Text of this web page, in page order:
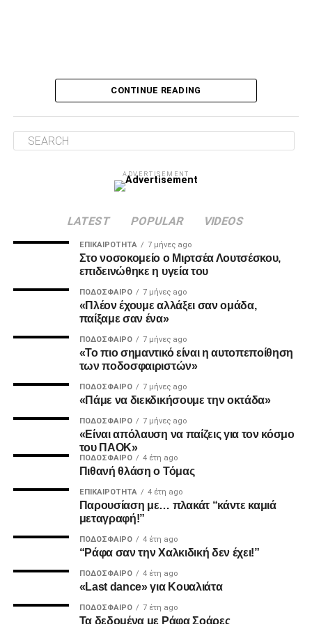
κλειστή του γωνία, μετά από σουτ του Ζίβκοβιτς και στην
Το πολυπόθητο γκολ για τον ΠΑΟΚ ήρθε, τελικά, στο 87′.
κεφαλιά ακριβείας έστειλε τη μπάλα στο βάθος της εστίας
Ο Καμαρά έκρινε ακόμη ένα ματς του ΠΑΟΚ τη φετινή
σεζόν με κεφαλιά, μετά τα σημαντικά γκολ του κόντρα σε
Ατρόμητο και Λεβαδειακό.
Ο Τσακαλίδης δεν ήρθε αντιμέτωπος με κάποια δύσκολη
φάση. Καταλόγισε στο 21’ χωρίς δεύτερη σκέψη το
πέναλτι υπέρ του Παναιτωλικού για μαρκάρισμα του
Μιχαηλίδη και έβγαλε συνολικά από το τσεπάκι του επτά
ADVERTISEMENT
CONTINUE READING
ADVERTISEMENT
LATEST POPULAR VIDEOS
ΕΠΙΚΑΙΡΌΤΗΤΑ 7 μήνες ago
Στο νοσοκομείο ο Μιρτσέα Λουτσέσκου,
επιδεινώθηκε η υγεία του
ΠΟΔΌΣΦΑΙΡΟ 7 μήνες ago
«Πλέον έχουμε αλλάξει σαν ομάδα,
παίξαμε σαν ένα»
ΠΟΔΌΣΦΑΙΡΟ 7 μήνες ago
«Το πιο σημαντικό είναι η αυτοπεποίθηση
των ποδοσφαιριστών»
ΠΟΔΌΣΦΑΙΡΟ 7 μήνες ago
«Πάμε να διεκδικήσουμε την οκτάδα»
ΠΟΔΌΣΦΑΙΡΟ 7 μήνες ago
«Είναι απόλαυση να παίζεις για τον κόσμο
του ΠΑΟΚ»
ΠΟΔΌΣΦΑΙΡΟ 4 έτη ago
Πιθανή θλάση ο Τόμας
ΕΠΙΚΑΙΡΌΤΗΤΑ 4 έτη ago
Παρουσίαση με… πλακάτ “κάντε καμιά
μεταγραφή!”
ΠΟΔΌΣΦΑΙΡΟ 4 έτη ago
“Ράφα σαν την Χαλκιδική δεν έχει!”
ΠΟΔΌΣΦΑΙΡΟ 4 έτη ago
«Last dance» για Κουαλιάτα
ΠΟΔΌΣΦΑΙΡΟ 7 έτη ago
Τα δεδομένα με Ράφα Σοάρες